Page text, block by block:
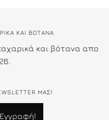
ΚΑΙ ΒΟΤΑΝΑ
και βότανα απο
ΜΑΣ!